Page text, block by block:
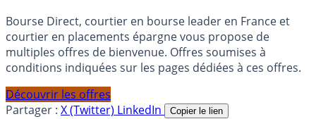
Bourse Direct, courtier en bourse leader en France et
courtier en placements épargne vous propose de
multiples offres de bienvenue. Offres soumises à
conditions indiquées sur les pages dédiées à ces offres.
Découvrir les offres
Partager : X (Twitter) LinkedIn Copier le lien